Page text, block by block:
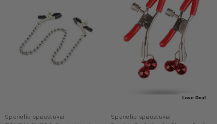
Spenelio spaustukai
Love Deal
Spenelio spaustukai